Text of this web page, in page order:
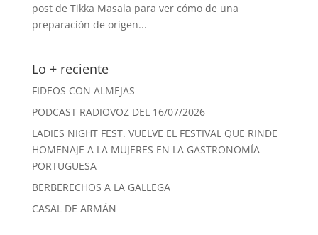
post de Tikka Masala para ver cómo de una
preparación de origen...
Lo + reciente
FIDEOS CON ALMEJAS
PODCAST RADIOVOZ DEL 16/07/2026
LADIES NIGHT FEST. VUELVE EL FESTIVAL QUE RINDE
HOMENAJE A LA MUJERES EN LA GASTRONOMÍA
PORTUGUESA
BERBERECHOS A LA GALLEGA
CASAL DE ARMÁN